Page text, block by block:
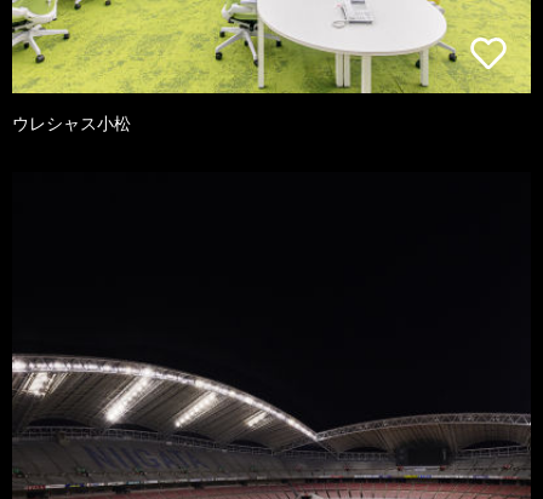
ウレシャス小松